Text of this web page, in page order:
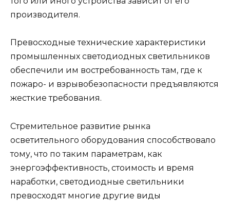
производителя.
Превосходные технические характеристики
промышленных светодиодных светильников
обеспечили им востребованность там, где к
пожаро- и взрывобезопасности предъявляются
жесткие требования.
Стремительное развитие рынка
осветительного оборудования способствовало
тому, что по таким параметрам, как
энергоэффективность, стоимость и время
наработки, светодиодные светильники
превосходят многие другие виды